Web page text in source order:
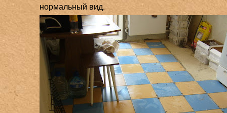
нормальный вид.